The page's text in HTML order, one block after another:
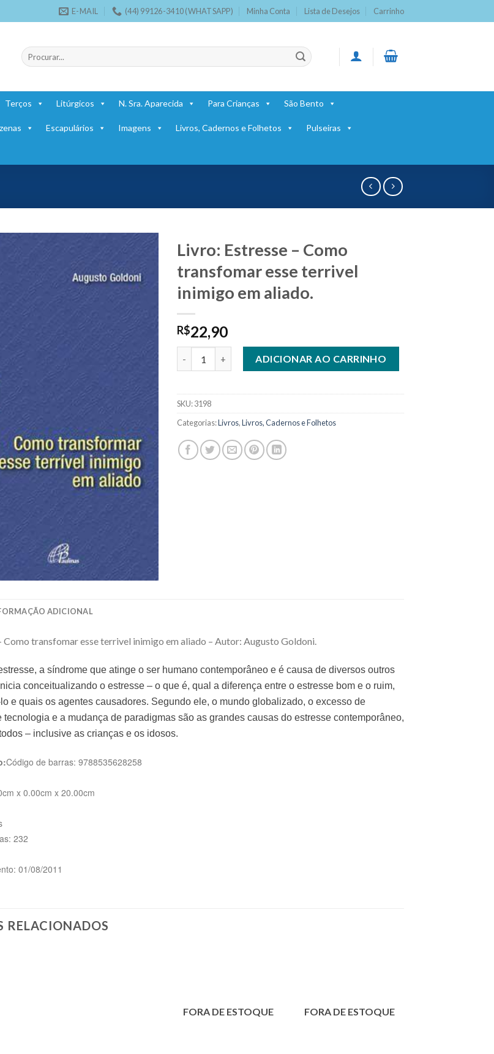
E-MAIL (44) 99126-3410 (WHATSAPP) Minha Conta Lista de Desejos Carrinho
Pesquisar
por:
Terços Litúrgicos N. Sra. Aparecida Para Crianças São Bento
Escapulários Imagens Livros, Cadernos e Folhetos Pulseiras
Livro: Estresse – Como
transfomar esse terrivel
inimigo em aliado.
R$22,90
ADICIONAR AO CARRINHO
SKU:3198
Categorias:Livros,Livros, Cadernos e Folhetos
ADICIONAL
Como transfomar esse terrivel inimigo em aliado – Autor: Augusto Goldoni.
a síndrome que atinge o ser humano contemporâneo e é causa de diversos outros
conceitualizando o estresse – o que é, qual a diferença entre o estresse bom e o ruim,
e quais os agentes causadores. Segundo ele, o mundo globalizado, o excesso de
tecnologia e a mudança de paradigmas são as grandes causas do estresse contemporâneo,
– inclusive as crianças e os idosos.
Código de barras: 9788535628258
x 0.00cm x 20.00cm
232
01/08/2011
RELACIONADOS
FORA DE ESTOQUE FORA DE ESTOQUE